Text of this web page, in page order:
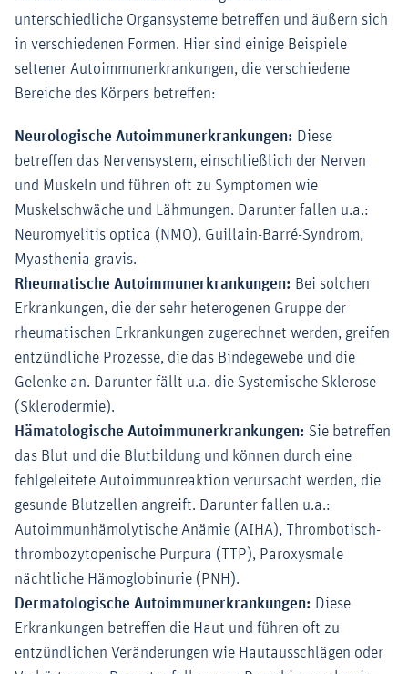
unterschiedliche Organsysteme betreffen und äußern sich
in verschiedenen Formen. Hier sind einige Beispiele
seltener Autoimmunerkrankungen, die verschiedene
Bereiche des Körpers betreffen:
Neurologische Autoimmunerkrankungen: Diese
betreffen das Nervensystem, einschließlich der Nerven
und Muskeln und führen oft zu Symptomen wie
Muskelschwäche und Lähmungen. Darunter fallen u.a.:
Neuromyelitis optica (NMO), Guillain-Barré-Syndrom,
Myasthenia gravis.
Rheumatische Autoimmunerkrankungen: Bei solchen
Erkrankungen, die der sehr heterogenen Gruppe der
rheumatischen Erkrankungen zugerechnet werden, greifen
entzündliche Prozesse, die das Bindegewebe und die
Gelenke an. Darunter fällt u.a. die Systemische Sklerose
(Sklerodermie).
Hämatologische Autoimmunerkrankungen: Sie betreffen
das Blut und die Blutbildung und können durch eine
fehlgeleitete Autoimmunreaktion verursacht werden, die
gesunde Blutzellen angreift. Darunter fallen u.a.:
Autoimmunhämolytische Anämie (AIHA), Thrombotisch-
thrombozytopenische Purpura (TTP), Paroxysmale
nächtliche Hämoglobinurie (PNH).
Dermatologische Autoimmunerkrankungen: Diese
Erkrankungen betreffen die Haut und führen oft zu
entzündlichen Veränderungen wie Hautausschlägen oder